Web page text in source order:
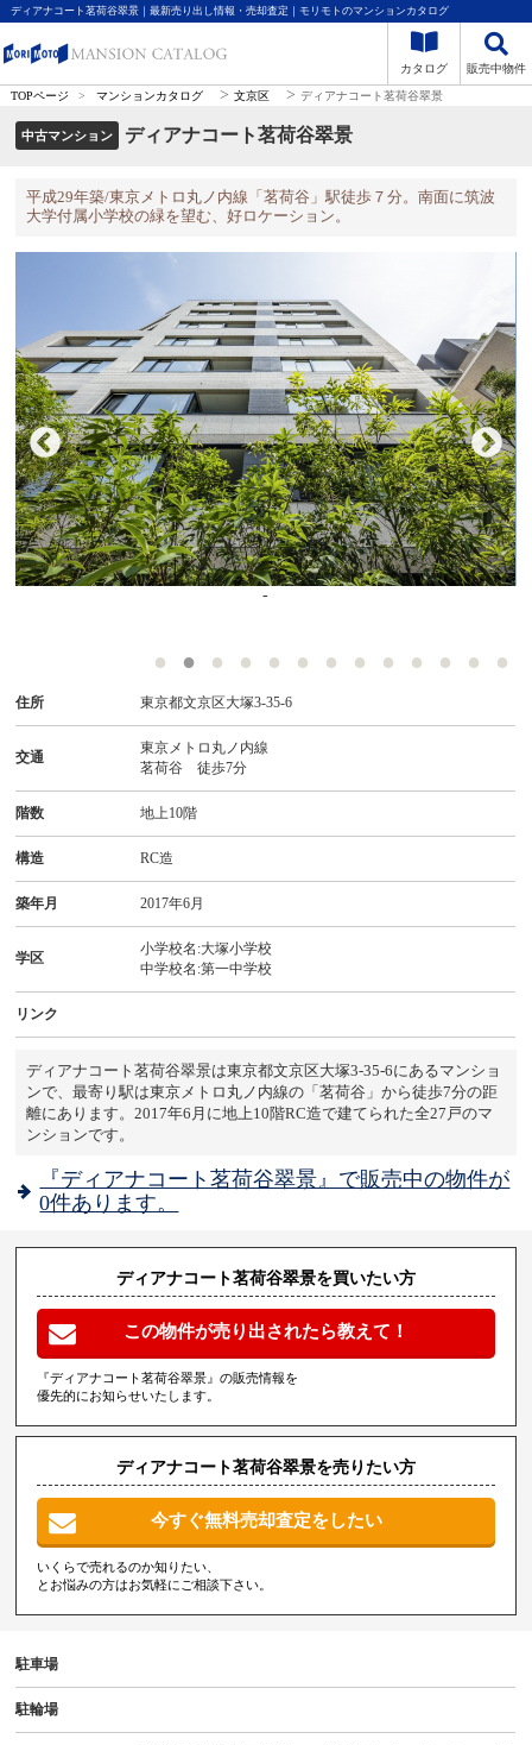
ディアナコート茗荷谷翠景｜最新売り出し情報・売却査定｜モリモトのマンションカタログ
カタログ 販売中物件
TOPページ > マンションカタログ > 文京区 > ディアナコート茗荷谷翠景
中古マンション ディアナコート茗荷谷翠景
平成29年築/東京メトロ丸ノ内線「茗荷谷」駅徒歩７分。南面に筑波
大学付属小学校の緑を望む、好ロケーション。
-
住所 東京都文京区大塚3-35-6
交通
東京メトロ丸ノ内線
茗荷谷 徒歩7分
階数 地上10階
構造 RC造
築年月 2017年6月
学区
小学校名:大塚小学校
中学校名:第一中学校
リンク
ディアナコート茗荷谷翠景は東京都文京区大塚3-35-6にあるマンショ
ンで、最寄り駅は東京メトロ丸ノ内線の「茗荷谷」から徒歩7分の距
離にあります。2017年6月に地上10階RC造で建てられた全27戸のマ
ンションです。
『ディアナコート茗荷谷翠景』で販売中の物件が
0件あります。
ディアナコート茗荷谷翠景を買いたい方
この物件が売り出されたら教えて！
『ディアナコート茗荷谷翠景』の販売情報を
優先的にお知らせいたします。
ディアナコート茗荷谷翠景を売りたい方
今すぐ無料売却査定をしたい
いくらで売れるのか知りたい、
とお悩みの方はお気軽にご相談下さい。
駐車場
駐輪場